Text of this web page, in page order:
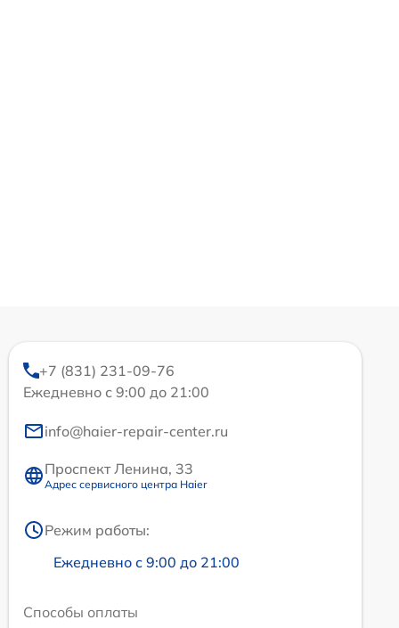
+7 (831) 231-09-76
Ежедневно с 9:00 до 21:00
info@haier-repair-center.ru
Проспект Ленина, 33
Адрес сервисного центра Haier
Режим работы:
Ежедневно с 9:00 до 21:00
Способы оплаты